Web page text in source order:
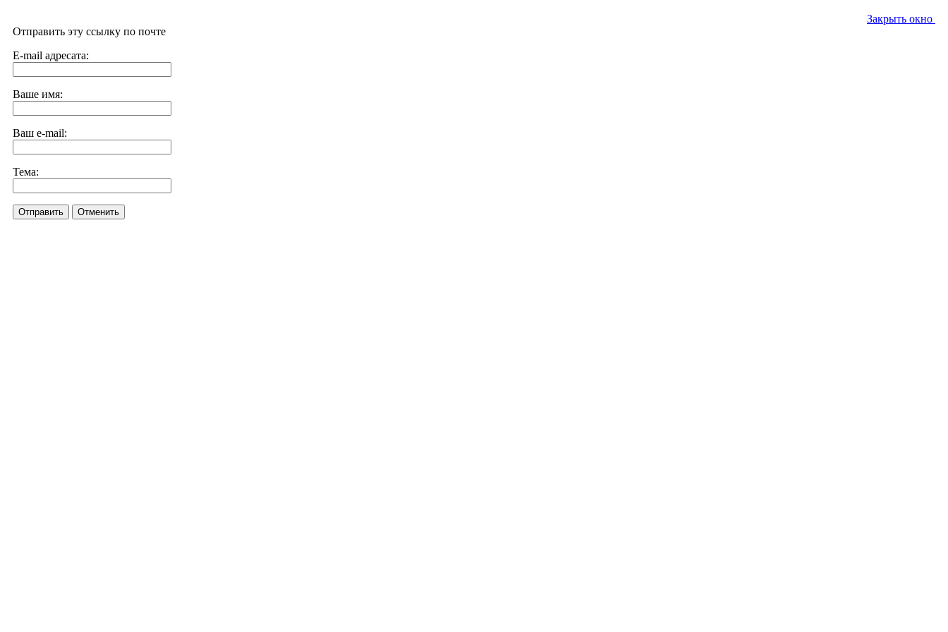
Закрыть окно
Отправить эту ссылку по почте
E-mail адресата:
Ваше имя:
Ваш e-mail:
Тема:
Отправить Отменить